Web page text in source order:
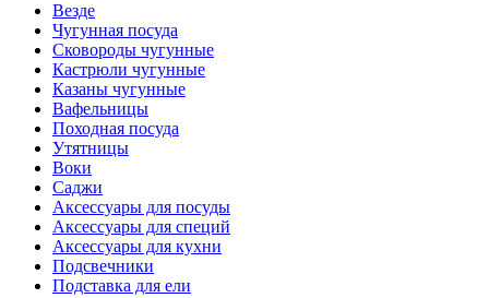
Везде
Чугунная посуда
Сковороды чугунные
Кастрюли чугунные
Казаны чугунные
Вафельницы
Походная посуда
Утятницы
Bоки
Саджи
Аксессуары для посуды
Аксессуары для специй
Аксессуары для кухни
Подсвечники
Подставка для ели